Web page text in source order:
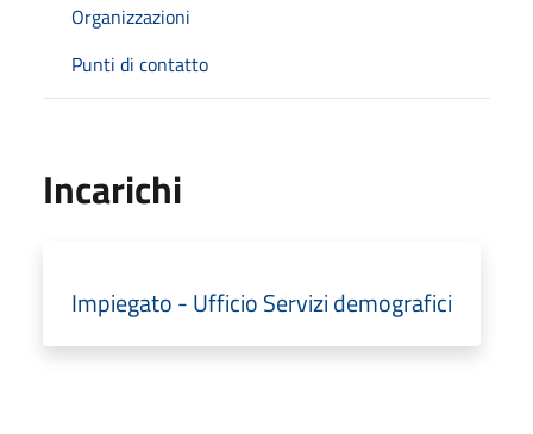
Organizzazioni
Punti di contatto
Incarichi
Impiegato - Ufficio Servizi demografici